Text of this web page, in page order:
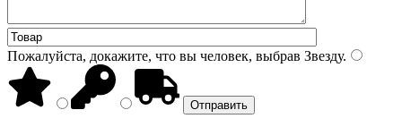
Пожалуйста, докажите, что вы человек, выбрав Звезду.